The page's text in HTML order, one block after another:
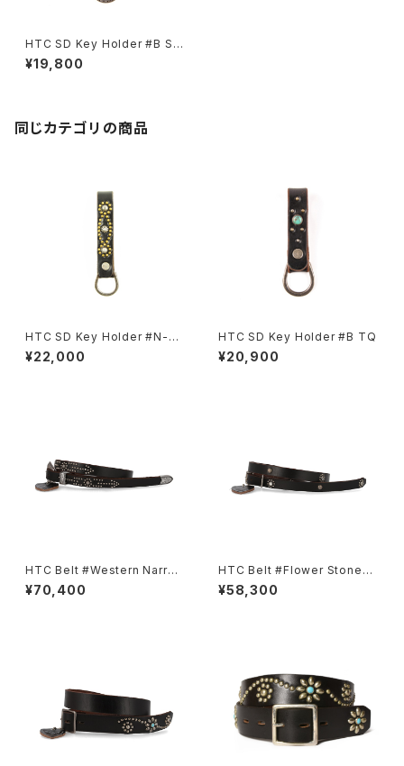
HTC SD Key Holder #B Sto
ne
¥19,800
同じカテゴリの商品
HTC SD Key Holder #N-St
yle
¥22,000
HTC SD Key Holder #B TQ
¥20,900
HTC Belt #Western Narrow
Born&Arrow Umbrella 0.75
¥70,400
HTC Belt #Flower Stone40
0.75
¥58,300